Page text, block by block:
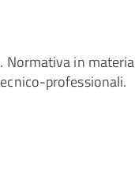
in
professionali.